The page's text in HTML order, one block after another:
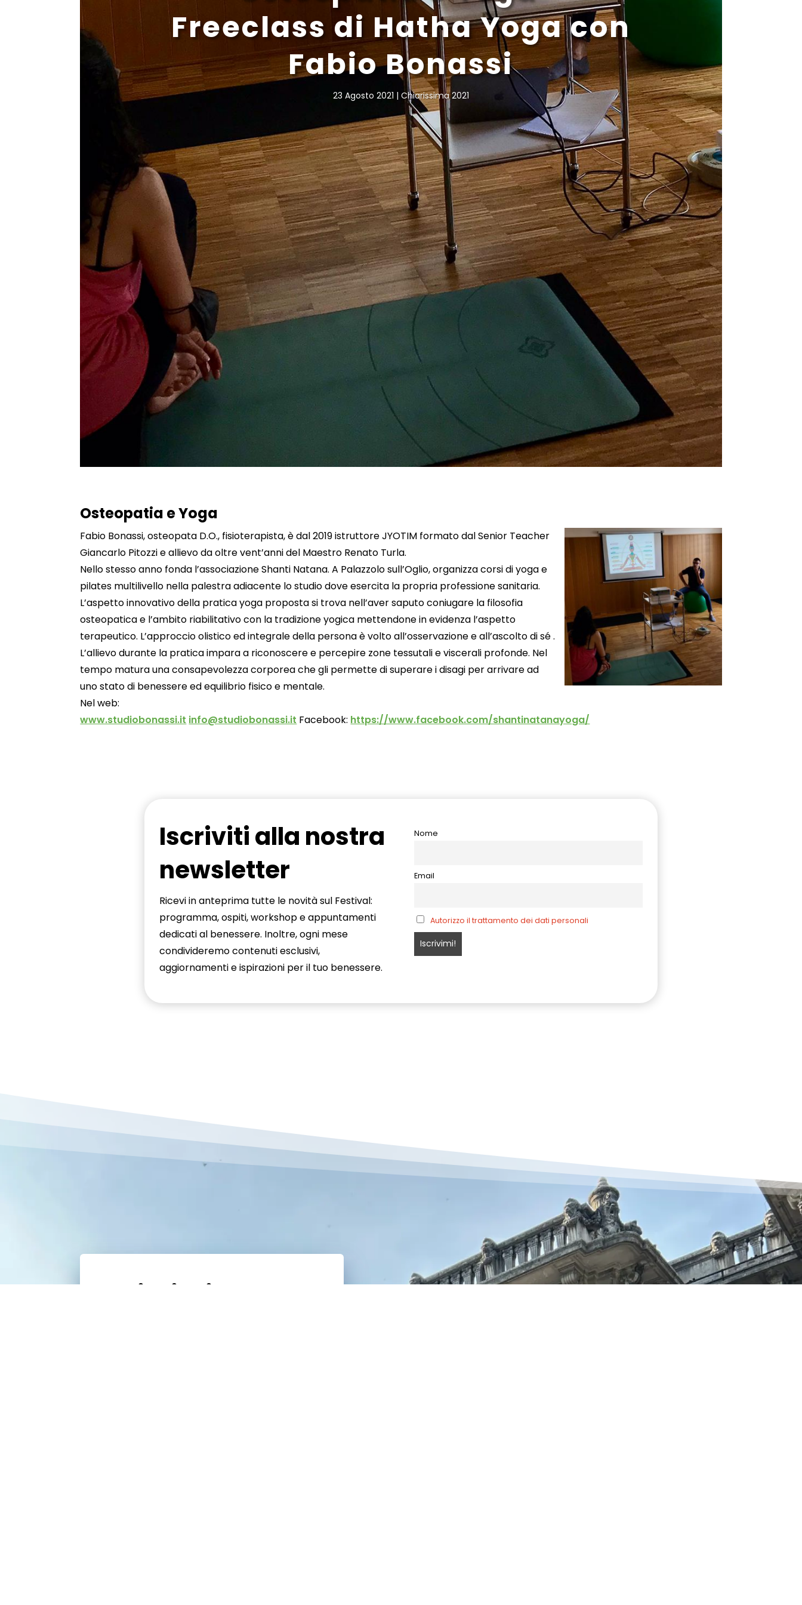
Freeclass di Hatha Yoga con
Fabio Bonassi
23 Agosto 2021 Chiarissima 2021
Osteopatia e Yoga
Fabio Bonassi, osteopata D.O., fisioterapista, è dal 2019 istruttore JYOTIM formato dal Senior Teacher
Giancarlo Pitozzi e allievo da oltre vent’anni del Maestro Renato Turla.
Nello stesso anno fonda l’associazione Shanti Natana. A Palazzolo sull’Oglio, organizza corsi di yoga e
pilates multilivello nella palestra adiacente lo studio dove esercita la propria professione sanitaria.
L’aspetto innovativo della pratica yoga proposta si trova nell’aver saputo coniugare la filosofia
osteopatica e l’ambito riabilitativo con la tradizione yogica mettendone in evidenza l’aspetto
terapeutico. L’approccio olistico ed integrale della persona è volto all’osservazione e all’ascolto di sé .
L’allievo durante la pratica impara a riconoscere e percepire zone tessutali e viscerali profonde. Nel
tempo matura una consapevolezza corporea che gli permette di superare i disagi per arrivare ad
uno stato di benessere ed equilibrio fisico e mentale.
Nel web:
www.studiobonassi.it info@studiobonassi.it Facebook: https://www.facebook.com/shantinatanayoga/
Iscriviti alla nostra
newsletter
Ricevi in anteprima tutte le novità sul Festival:
programma, ospiti, workshop e appuntamenti
dedicati al benessere. Inoltre, ogni mese
condivideremo contenuti esclusivi,
aggiornamenti e ispirazioni per il tuo benessere.
Nome
Email
Autorizzo il trattamento dei dati personali
Chiarissima